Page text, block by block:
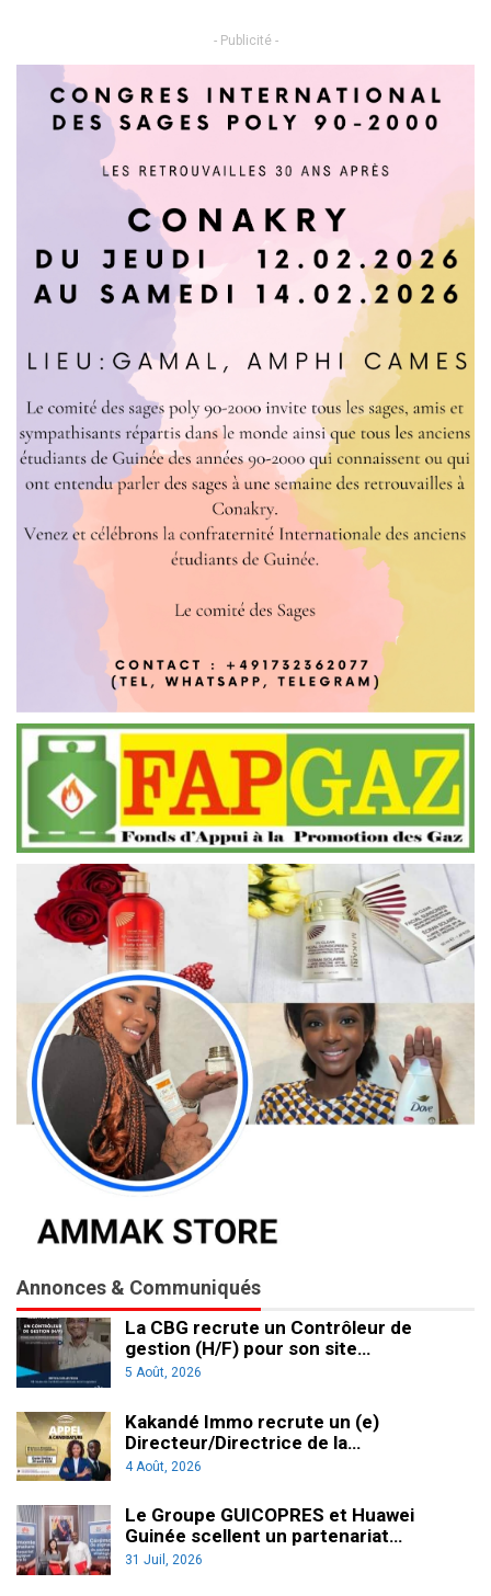
- Publicité -
Annonces & Communiqués
La CBG recrute un Contrôleur de
gestion (H/F) pour son site…
5 Août, 2026
Kakandé Immo recrute un (e)
Directeur/Directrice de la…
4 Août, 2026
Le Groupe GUICOPRES et Huawei
Guinée scellent un partenariat…
31 Juil, 2026